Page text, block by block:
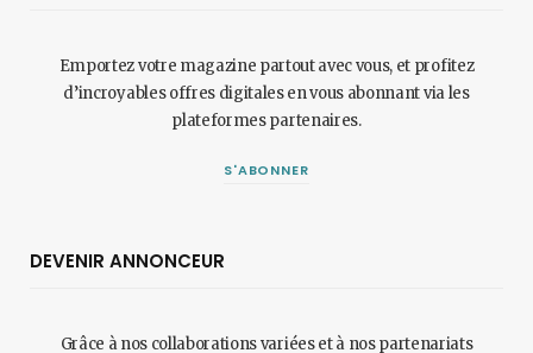
Emportez votre magazine partout avec vous, et profitez
d’incroyables offres digitales en vous abonnant via les
plateformes partenaires.
S'ABONNER
DEVENIR ANNONCEUR
Grâce à nos collaborations variées et à nos partenariats